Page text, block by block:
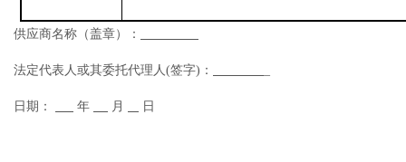
供应商名称 （盖章） ：
法定代表人或其委托代理人(签字)：
日期： 年 月 日